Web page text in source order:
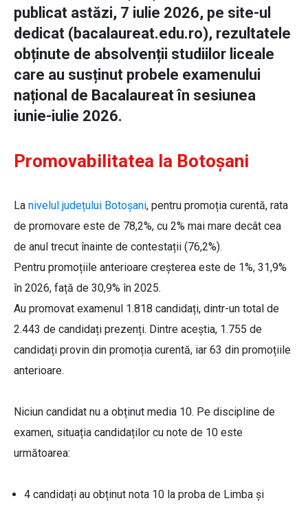
publicat astăzi, 7 iulie 2026, pe site-ul
dedicat (bacalaureat.edu.ro), rezultatele
obținute de absolvenții studiilor liceale
care au susținut probele examenului
național de Bacalaureat în sesiunea
iunie-iulie 2026.
Promovabilitatea la Botoșani
La nivelul județului Botoșani, pentru promoția curentă, rata
de promovare este de 78,2%, cu 2% mai mare decât cea
de anul trecut înainte de contestații (76,2%).
Pentru promoțiile anterioare creșterea este de 1%, 31,9%
în 2026, față de 30,9% în 2025.
Au promovat examenul 1.818 candidați, dintr-un total de
2.443 de candidați prezenți. Dintre aceștia, 1.755 de
candidați provin din promoția curentă, iar 63 din promoțiile
anterioare.
Niciun candidat nu a obținut media 10. Pe discipline de
examen, situația candidaților cu note de 10 este
următoarea:
4 candidați au obținut nota 10 la proba de Limba și